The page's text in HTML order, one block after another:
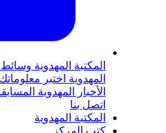
المهدويةوسائط متعددة
اختبر معلوماتك المهدوية
المهدويةالمسابقات المهدوية
المهدوية